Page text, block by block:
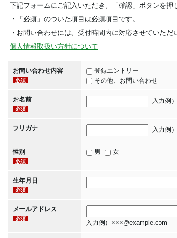
下記フォームにご記入いただき、「確認」ボタンを押
・「必須」のついた項目は必須項目です。
・お問い合わせには、受付時間内に対応させていただ
個人情報取扱い方針について
間
違
っ
い
る
と
連
絡
で
お問い合わせ内容
必須
登録エントリー
その他、お問い合わせ
お名前
必須
入力例
フリガナ 入力例
性別
必須
男 女
生年月日
必須
メールアドレス
必須
入力例）×××@example.com